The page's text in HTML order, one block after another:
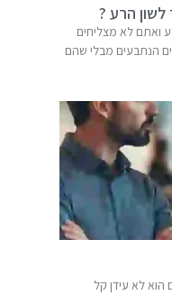
הרע ?
ואתם לא מצליחים
הנתבעים מבלי שהם
לא עידן קל